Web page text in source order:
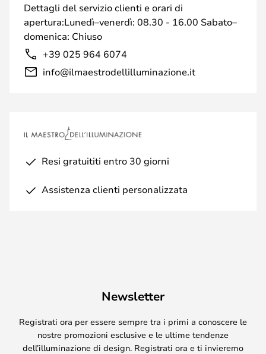
Dettagli del servizio clienti e orari di
apertura:Lunedì–venerdì: 08.30 - 16.00 Sabato–
domenica: Chiuso
+39 025 964 6074
info@ilmaestrodellilluminazione.it
Resi gratuititi entro 30 giorni
Assistenza clienti personalizzata
Newsletter
Registrati ora per essere sempre tra i primi a conoscere le
nostre promozioni esclusive e le ultime tendenze
dell’illuminazione di design. Registrati ora e ti invieremo